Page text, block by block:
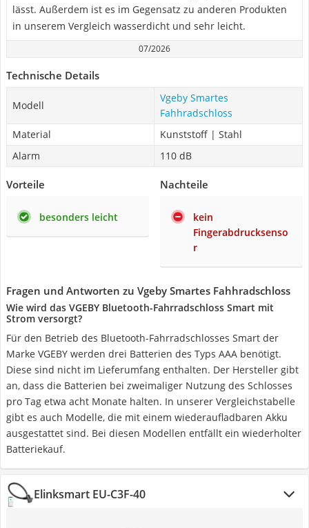
lässt. Außerdem ist es im Gegensatz zu anderen Produkten
in unserem Vergleich wasserdicht und sehr leicht.
07/2026
Technische Details
Modell
Vgeby Smartes
Fahhradschloss
Material
Kunststoff | Stahl
Alarm
110 dB
Vorteile
besonders leicht
Nachteile
kein
Fingerabdrucksenso
r
Fragen und Antworten zu Vgeby Smartes Fahhradschloss
Wie wird das VGEBY Bluetooth-Fahrradschloss Smart mit
Strom versorgt?
Für den Betrieb des Bluetooth-Fahrradschlosses Smart der
Marke VGEBY werden drei Batterien des Typs AAA benötigt.
Diese sind nicht im Lieferumfang enthalten. Der Hersteller gibt
an, dass die Batterien bei zweimaliger Nutzung des Schlosses
pro Tag etwa acht Monate halten. In unserer Vergleichstabelle
gibt es auch Modelle, die mit einem wiederaufladbaren Akku
ausgestattet sind. Bei diesen Modellen entfällt ein wiederholter
Batteriekauf.
Elinksmart ‎EU-C3F-40